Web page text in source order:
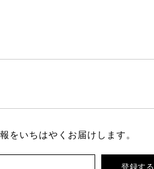
をいちはやくお届けします。
登録する